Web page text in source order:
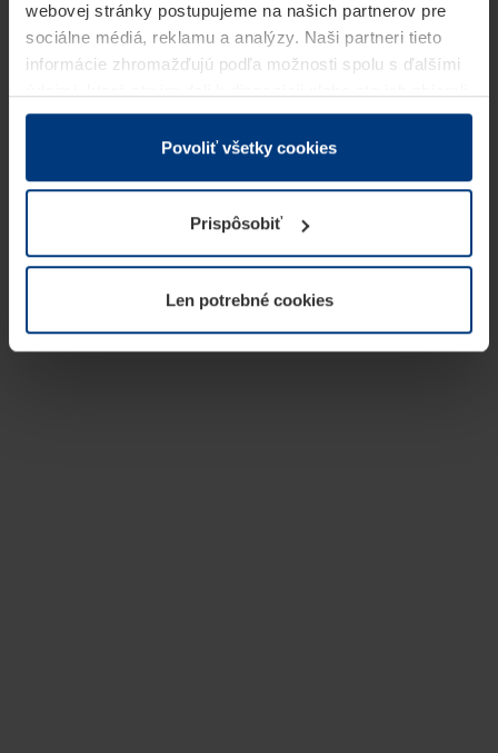
webovej stránky postupujeme na našich partnerov pre
sociálne médiá, reklamu a analýzy. Naši partneri tieto
informácie zhromažďujú podľa možnosti spolu s ďalšími
v rámci Vášho využívania služieb.
Z právneho hľadiska môžeme cookies ukladať na Vašom
prevádzku tejto stránky. Pre všetky ostatné typy cookie
potrebujeme Vaše povolenie. Vaše povolenie môžete
kedykoľvek zmeniť alebo odvolať vo vysvetlení cookie
našej webovej stránky.
Povoliť všetky cookies
Prispôsobiť
Len potrebné cookies